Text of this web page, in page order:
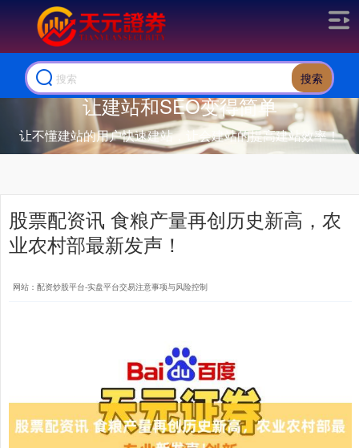
搜索
让建站和SEO变得简单
让不懂建站的用户快速建站，让会建站的提高建站效率！
股票配资讯 食粮产量再创历史新高，农
业农村部最新发声！
网站：配资炒股平台-实盘平台交易注意事项与风险控制